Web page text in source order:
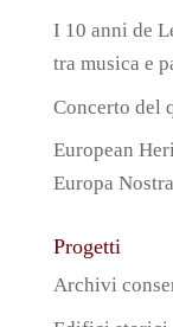
I 10 anni de
tra musica e
Concerto del
European
Europa
Progetti
Archivi